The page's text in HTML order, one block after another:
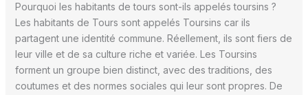
Pourquoi les habitants de tours sont-ils appelés toursins ?
Les habitants de Tours sont appelés Toursins car ils
partagent une identité commune. Réellement, ils sont fiers de
leur ville et de sa culture riche et variée. Les Toursins
forment un groupe bien distinct, avec des traditions, des
coutumes et des normes sociales qui leur sont propres. De